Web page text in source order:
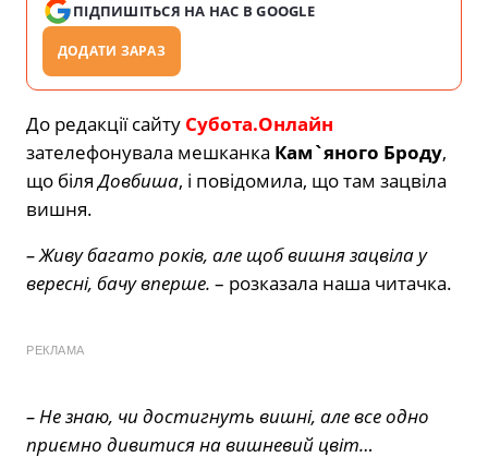
ПІДПИШІТЬСЯ НА НАС В GOOGLE
ДОДАТИ ЗАРАЗ
До редакції сайту Субота.Онлайн
зателефонувала мешканка Кам`яного Броду,
що біляДовбиша, і повідомила, що там зацвіла
вишня.
– Живу багато років, але щоб вишня зацвіла у
вересні, бачу вперше. – розказала наша читачка.
РЕКЛАМА
– Не знаю, чи достигнуть вишні, але все одно
приємно дивитися на вишневий цвіт…